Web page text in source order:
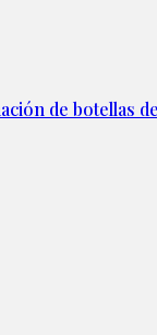
de botellas